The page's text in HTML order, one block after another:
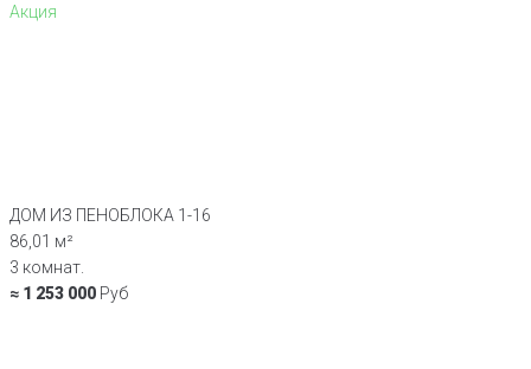
Акция
ДОМ ИЗ ПЕНОБЛОКА 1-16
86,01 м²
3 комнат.
≈ 1 253 000 Руб